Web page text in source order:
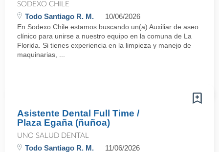
SODEXO CHILE
Todo Santiago R. M. 10/06/2026
En Sodexo Chile estamos buscando un(a) Auxiliar de aseo
clínico para unirse a nuestro equipo en la comuna de La
Florida. Si tienes experiencia en la limpieza y manejo de
maquinarias, ...
Asistente Dental Full Time /
Plaza Egaña (ñuñoa)
UNO SALUD DENTAL
Todo Santiago R. M. 11/06/2026